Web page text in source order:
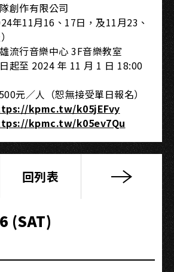
創作有限公司
年11月16、17日，及11月23、
流行音樂中心 3F音樂教室
起至 2024 年 11 月 1 日 18:00
元／人（恕無接受單日報名）
kpmc.tw/k05jEFvy
kpmc.tw/k05ev7Qu
回列表
(SAT)